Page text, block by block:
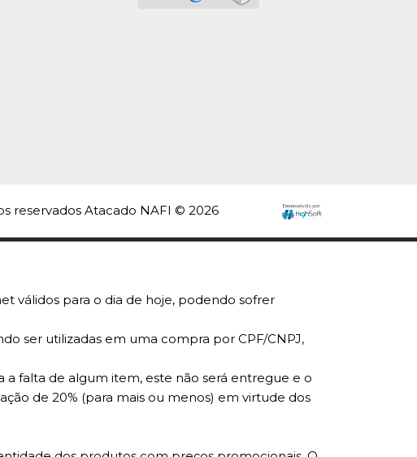
reservados Atacado NAFI © 2026
válidos para o dia de hoje, podendo sofrer
ser utilizadas em uma compra por CPF/CNPJ,
falta de algum item, este não será entregue e o
de 20% (para mais ou menos) em virtude dos